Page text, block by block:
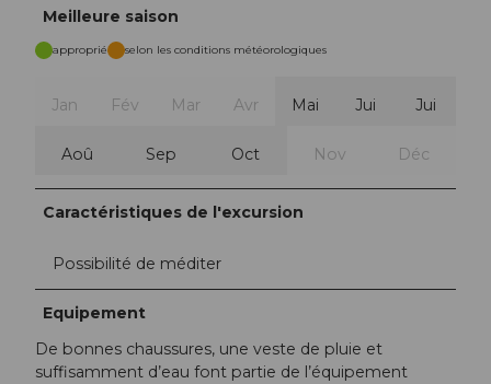
Meilleure saison
approprié selon les conditions météorologiques
Jan Fév Mar Avr Mai Jui Jui
Aoû Sep Oct Nov Déc
Caractéristiques de l'excursion
Possibilité de méditer
Equipement
De bonnes chaussures, une veste de pluie et
suffisamment d’eau font partie de l’équipement